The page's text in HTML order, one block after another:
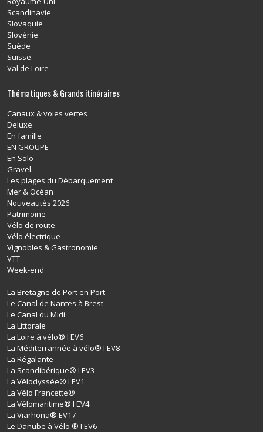
Scandinavie
Slovaquie
Slovénie
Suède
Suisse
Val de Loire
Thématiques & Grands itinéraires
Canaux & voies vertes
Deluxe
En famille
EN GROUPE
En Solo
Gravel
Les plages du Débarquement
Mer & Océan
Nouveautés 2026
Patrimoine
Vélo de route
Vélo électrique
Vignobles & Gastronomie
VTT
Week-end
—
La Bretagne de Port en Port
Le Canal de Nantes à Brest
Le Canal du Midi
La Littorale
La Loire à vélo® I EV6
La Méditerrannée à vélo® I EV8
La Régalante
La Scandibérique® I EV3
La Vélodyssée® I EV1
La Vélo Francette®
La Vélomaritime® I EV4
La Viarhona® EV17
Le Danube à Vélo ® I EV6